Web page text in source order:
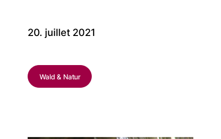
20. juillet 2021
Wald & Natur